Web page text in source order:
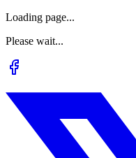
Loading page...
Please wait...